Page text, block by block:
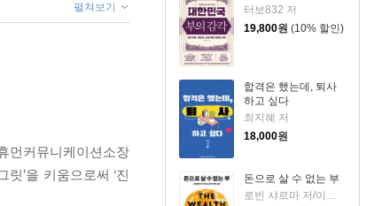
터보832 저
19,800원 (10% 할인)
합격은 했는데, 퇴사
하고 싶다
최지혜 저
18,000원
돈으로 살 수 없는 부
펼쳐보기
먼커뮤니케이션소장
’을 키움으로써 ‘진